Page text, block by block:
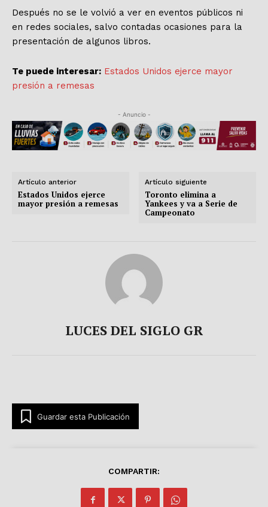
Después no se le volvió a ver en eventos públicos ni
en redes sociales, salvo contadas ocasiones para la
presentación de algunos libros.
Te puede interesar: Estados Unidos ejerce mayor
presión a remesas
- Anuncio -
Artículo anterior
Estados Unidos ejerce
mayor presión a remesas
Artículo siguiente
Toronto elimina a
Yankees y va a Serie de
Campeonato
LUCES DEL SIGLO GR
Guardar esta Publicación
COMPARTIR: